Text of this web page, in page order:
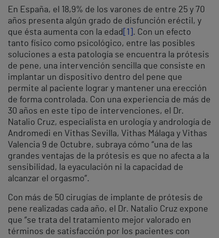
En España, el 18,9% de los varones de entre 25 y 70
años presenta algún grado de disfunción eréctil, y
que ésta aumenta con la edad
[1] . Con un efecto
tanto físico como psicológico, entre las posibles
soluciones a esta patología se encuentra la prótesis
de pene, una intervención sencilla que consiste en
implantar un dispositivo dentro del pene que
permite al paciente lograr y mantener una erección
de forma controlada. Con una experiencia de más de
30 años en este tipo de intervenciones, el Dr.
Natalio Cruz, especialista en urología y andrología de
Andromedi en Vithas Sevilla, Vithas Málaga y Vithas
Valencia 9 de Octubre, subraya cómo “una de las
grandes ventajas de la prótesis es que no afecta a la
sensibilidad, la eyaculación ni la capacidad de
alcanzar el orgasmo”.
Con más de 50 cirugías de implante de prótesis de
pene realizadas cada año, el Dr. Natalio Cruz expone
que “se trata del tratamiento mejor valorado en
términos de satisfacción por los pacientes con